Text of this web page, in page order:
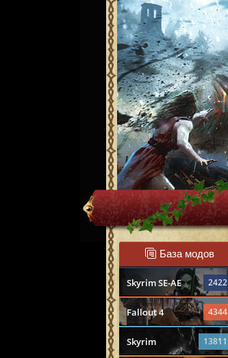
База модов
Skyrim SE-AE 2422
Fallout 4 4344
Skyrim 13811